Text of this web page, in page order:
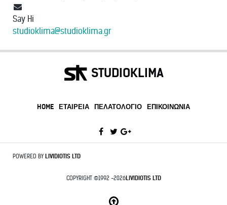
Say Hi
studioklima@studioklima.gr
STUDIOKLIMA
HOME ΕΤΑΙΡΕΊΑ ΠΕΛΑΤΟΛΌΓΙΟ ΕΠΙΚΟΙΝΩΝΊΑ
POWERED BY LIVIDIOTIS LTD
COPYRIGHT ©1992 -2026LIVIDIOTIS LTD